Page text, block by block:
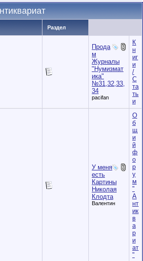
Раздел
Прода
м
Журналы
"Нумизмат
ика"
№31,32,33,
34
pacifan
К
н
иг
и
/
С
та
ть
и
У меня
есть
Картины
Николая
Клодта
Валентин
О
б
щ
и
й
ф
о
р
у
м
"
А
нт
ик
в
а
р
и
ат
"